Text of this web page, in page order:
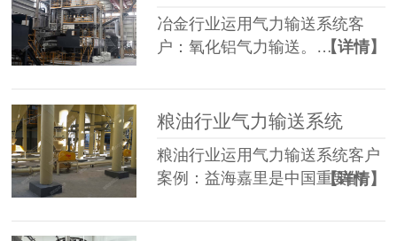
冶金行业运用气力输送系统客
户：氧化铝气力输送。…【详情】
粮油行业气力输送系统
粮油行业运用气力输送系统客户
案例：益海嘉里是中国重要的
【详情】